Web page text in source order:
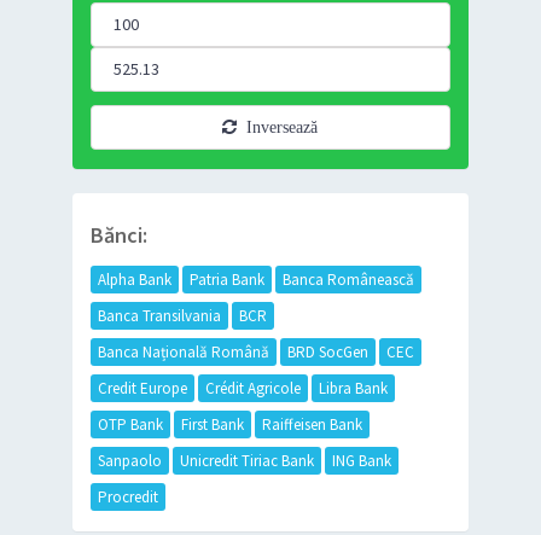
Inversează
Bănci:
Alpha Bank Patria Bank
Banca Românească
Banca Transilvania
BCR
Banca Națională Română
BRD SocGen
CEC
Credit Europe
Crédit Agricole
Libra Bank
OTP Bank
First Bank
Raiffeisen Bank
Sanpaolo
Unicredit Tiriac Bank
ING Bank
Procredit